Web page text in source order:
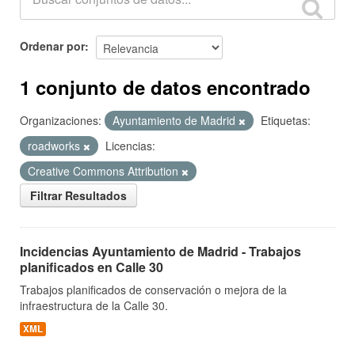
Ordenar por
1 conjunto de datos encontrado
Organizaciones: Ayuntamiento de Madrid
Etiquetas:
roadworks
Licencias:
Creative Commons Attribution
Filtrar Resultados
Incidencias Ayuntamiento de Madrid - Trabajos
planificados en Calle 30
Trabajos planificados de conservación o mejora de la
infraestructura de la Calle 30.
XML